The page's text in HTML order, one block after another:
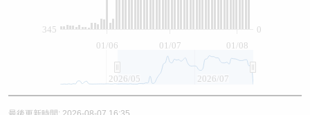
01/06 01/07 01/08
0
345
2026/05 2026/07